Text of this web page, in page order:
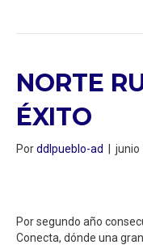
NORTE
ÉXITO
Porddlpueblo-ad | junio
Por segundo año
Conecta, dónde una